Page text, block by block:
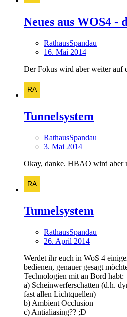
Neues aus WOS4 -
RathausSpandau
16. Mai 2014
Der Fokus wird aber weiter auf
Tunnelsystem
RathausSpandau
3. Mai 2014
Okay, danke. HBAO wird aber
Tunnelsystem
RathausSpandau
26. April 2014
Werdet ihr euch in WoS 4
bedienen, genauer gesagt
Technologien mit an Bord habt:
a) Scheinwerferschatten (d.h.
fast allen Lichtquellen)
b) Ambient Occlusion
c) Antialiasing?? ;D